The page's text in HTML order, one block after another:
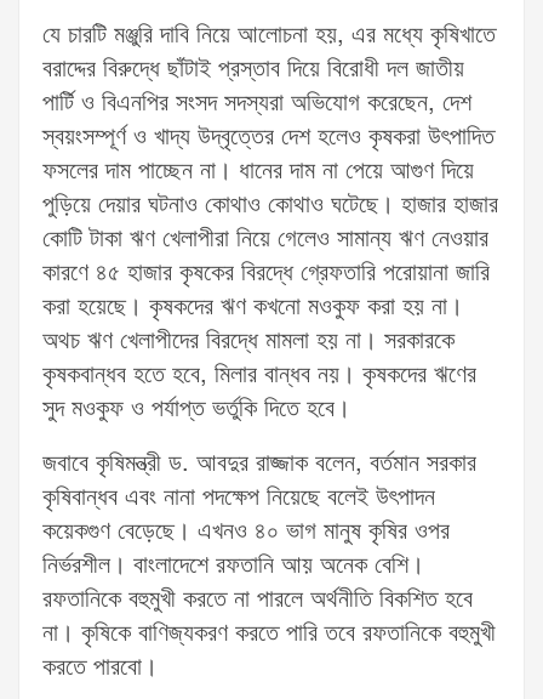
যে চারটি মঞ্জুরি দাবি নিয়ে আলোচনা হয়, এর মধ্যে কৃষিখাতে
বরাদ্দের বিরুদ্ধে ছাঁটাই প্রস্তাব দিয়ে বিরোধী দল জাতীয়
পার্টি ও বিএনপির সংসদ সদস্যরা অভিযোগ করেছেন, দেশ
স্বয়ংসম্পূর্ণ ও খাদ্য উদ্বৃত্তের দেশ হলেও কৃষকরা উৎপাদিত
ফসলের দাম পাচ্ছেন না। ধানের দাম না পেয়ে আগুণ দিয়ে
পুড়িয়ে দেয়ার ঘটনাও কোথাও কোথাও ঘটেছে। হাজার হাজার
কোটি টাকা ঋণ খেলাপীরা নিয়ে গেলেও সামান্য ঋণ নেওয়ার
কারণে ৪৫ হাজার কৃষকের বিরদ্ধে গ্রেফতারি পরোয়ানা জারি
করা হয়েছে। কৃষকদের ঋণ কখনো মওকুফ করা হয় না।
অথচ ঋণ খেলাপীদের বিরদ্ধে মামলা হয় না। সরকারকে
কৃষকবান্ধব হতে হবে, মিলার বান্ধব নয়। কৃষকদের ঋণের
সুদ মওকুফ ও পর্যাপ্ত ভর্তুকি দিতে হবে।
জবাবে কৃষিমন্ত্রী ড. আবদুর রাজ্জাক বলেন, বর্তমান সরকার
কৃষিবান্ধব এবং নানা পদক্ষেপ নিয়েছে বলেই উৎপাদন
কয়েকগুণ বেড়েছে। এখনও ৪০ ভাগ মানুষ কৃষির ওপর
নির্ভরশীল। বাংলাদেশে রফতানি আয় অনেক বেশি।
রফতানিকে বহুমুখী করতে না পারলে অর্থনীতি বিকশিত হবে
না। কৃষিকে বাণিজ্যকরণ করতে পারি তবে রফতানিকে বহুমুখী
করতে পারবো।